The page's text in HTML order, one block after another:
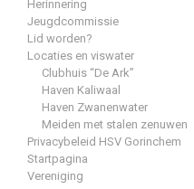
Herinnering
Jeugdcommissie
Lid worden?
Locaties en viswater
Clubhuis “De Ark”
Haven Kaliwaal
Haven Zwanenwater
Meiden met stalen zenuwen
Privacybeleid HSV Gorinchem
Startpagina
Vereniging